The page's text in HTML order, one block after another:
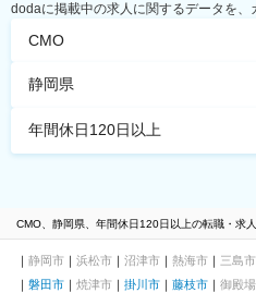
dodaに掲載中の求人に関するデータを、
CMO
静岡県
年間休日120日以上
CMO、静岡県、年間休日120日以上の転職・求
静岡市 浜松市 沼津市 熱海市 三島市
磐田市
焼津市 掛川市 藤枝市 御殿